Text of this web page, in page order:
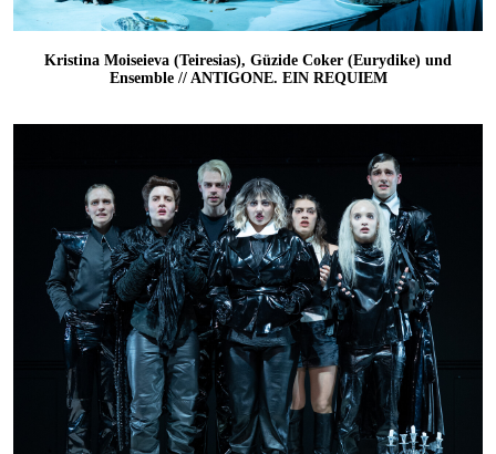
Kristina Moiseieva (Teiresias), Güzide Coker (Eurydike) und
Ensemble // ANTIGONE. EIN REQUIEM